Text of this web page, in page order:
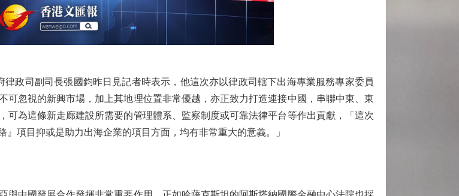
司副司長張國鈞昨日見記者時表示，他這次亦以律政司轄下出海專業服務專家委員
忽視的新興市場，加上其地理位置非常優越，亦正致力打造連接中國，串聯中東、東
為這條新走廊建設所需要的管理體系、監察制度或可靠法律平台等作出貢獻，「這次
項目抑或是助力出海企業的項目方面，均有非常重大的意義。」